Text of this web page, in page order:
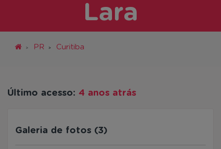
Lara
PR Curitiba
Último acesso: 4 anos atrás
Galeria de fotos (3)